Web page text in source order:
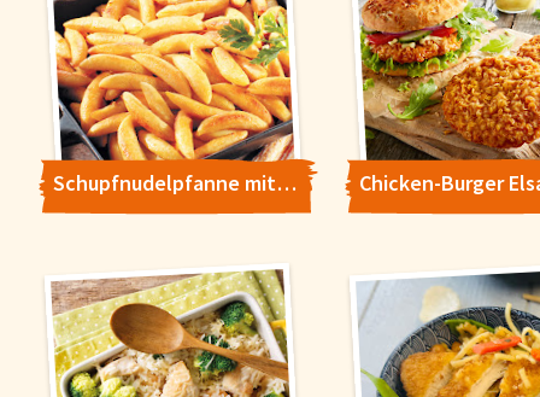
Schupfnudelpfanne mit Puten-Brustfilet und Erbsen